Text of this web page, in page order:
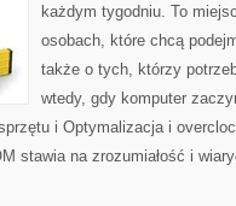
każdym tygodniu. To
osobach, które chcą
także o tych, którzy
wtedy, gdy komputer
i Optymalizacja i
stawia na zrozumiałość i